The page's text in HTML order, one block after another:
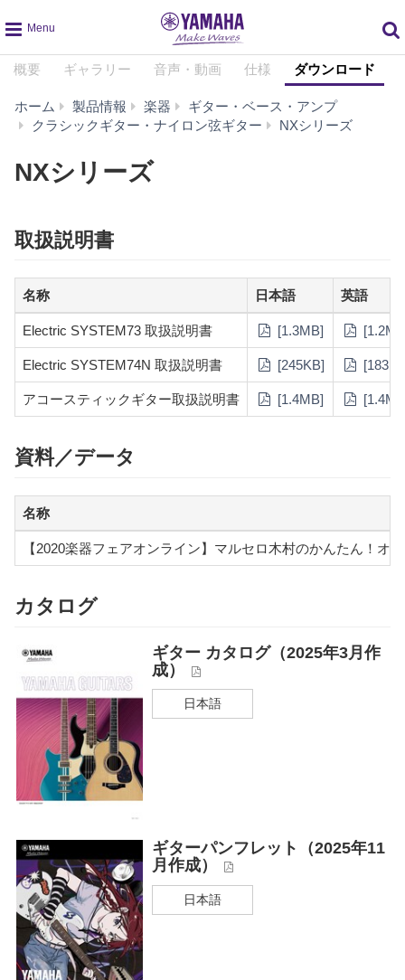
global
navigation
概要 ギャラリー 音声・動画 仕様 ダウンロード
ホーム 製品情報 楽器
ギター・ベース・アンプ
クラシックギター・ナイロン弦ギター
NXシリーズ
NXシリーズ
取扱説明書
名称 日本語 英語
Electric SYSTEM73 取扱説明書 [1.3MB]
Electric SYSTEM74N 取扱説明書 [245KB]
アコースティックギター取扱説明書 [1.4MB]
資料／データ
名称
【2020楽器フェアオンライン】マルセロ木村のかんたん！オ
カタログ
ギター カタログ（2025年3月作
成）
日本語
ギターパンフレット（2025年11
月作成）
日本語